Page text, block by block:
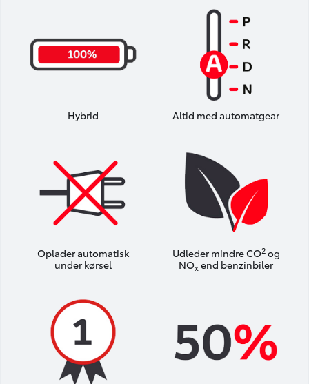
Hybrid Altid med automatgear
Oplader automatisk
under kørsel
Udleder mindre CO2og
NOxend benzinbiler